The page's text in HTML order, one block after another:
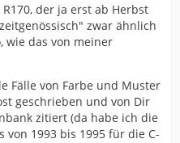
der ja erst ab Herbst
zwar ähnlich
wie das von meiner
Fälle von Farbe und Muster
geschrieben und von Dir
zitiert (da habe ich die
von 1993 bis 1995 für die C-